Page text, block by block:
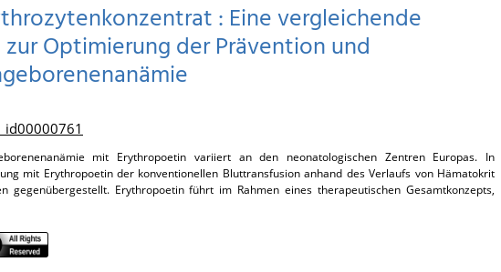
: Eine vergleichende
Optimierung der Prävention und
mit Erythropoetin variiert an den neonatologischen Zentren Europas. In
mit Erythropoetin der konventionellen Bluttransfusion anhand des Verlaufs von Hämatokrit
gegenübergestellt. Erythropoetin führt im Rahmen eines therapeutischen Gesamtkonzepts,